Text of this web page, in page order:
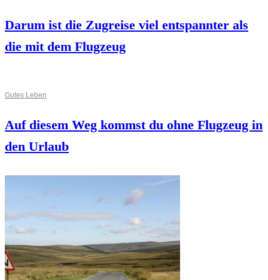
Darum ist die Zugreise viel entspannter als
die mit dem Flugzeug
Gutes Leben
Auf diesem Weg kommst du ohne Flugzeug in
den Urlaub